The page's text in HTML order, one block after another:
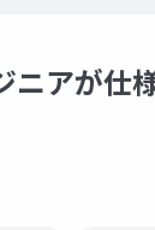
アが仕